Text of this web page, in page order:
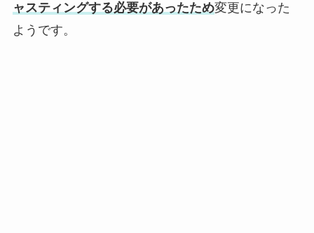
ャスティングする必要があったため変更になった
ようです。